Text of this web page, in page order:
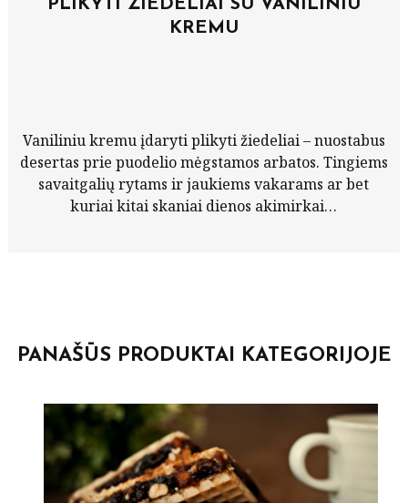
PLIKYTI ŽIEDELIAI SU VANILINIU
KREMU
Vaniliniu kremu įdaryti plikyti žiedeliai – nuostabus
desertas prie puodelio mėgstamos arbatos. Tingiems
savaitgalių rytams ir jaukiems vakarams ar bet
kuriai kitai skaniai dienos akimirkai…
PANAŠŪS PRODUKTAI KATEGORIJOJE